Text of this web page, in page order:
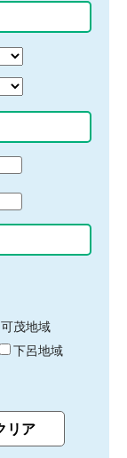
可茂地域
下呂地域